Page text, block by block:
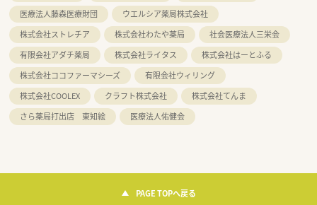
医療法人藤森医療財団
ウエルシア薬局株式会社
株式会社ストレチア
株式会社わたや薬局
社会医療法人三栄会
有限会社アダチ薬局
株式会社ライタス
株式会社はーとふる
株式会社ココファーマシーズ
有限会社ウィリング
株式会社COOLEX
クラフト株式会社
株式会社てんま
さら薬局打出店 東知絵
医療法人佑健会
PAGE TOPへ戻る